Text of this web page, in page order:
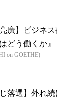
亮廣】ビジネ
どう働くか』
on GOETHE)
じ落選】外れ